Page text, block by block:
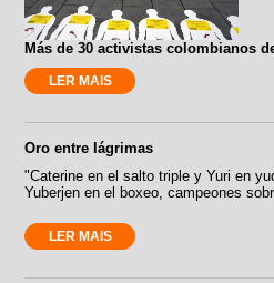
Más de 30 activistas colombianos
LER MAIS
Oro entre lágrimas
"Caterine en el salto triple y Yuri en
Yuberjen en el boxeo, campeones
LER MAIS